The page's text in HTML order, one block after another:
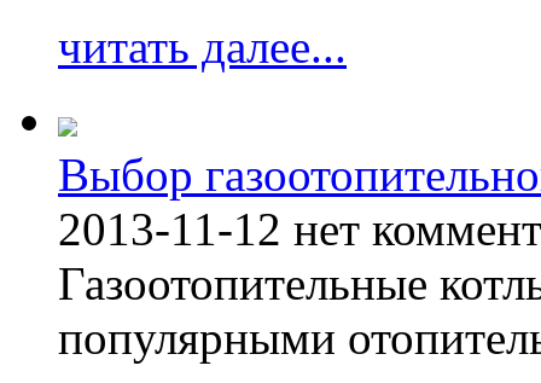
читать далее...
Выбор
2013-11-12 нет
Газоотопительные
популярными